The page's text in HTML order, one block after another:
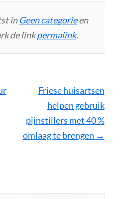
inGeen categorieen
de linkpermalink.
Friese huisartsen
helpen gebruik
pijnstillers met 40 %
omlaag te brengen →